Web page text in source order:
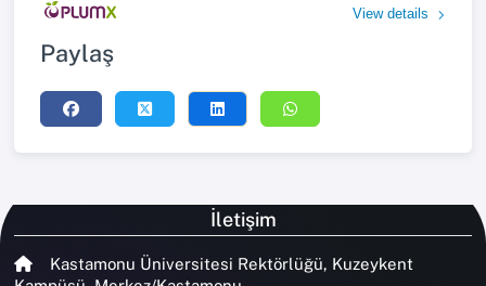
View details
Paylaş
İletişim
Kastamonu Üniversitesi Rektörlüğü, Kuzeykent